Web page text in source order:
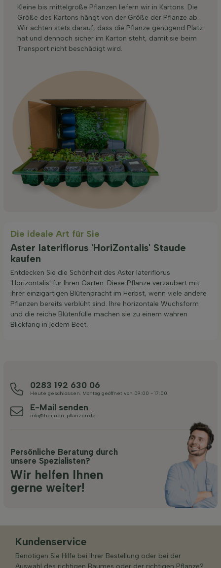
Kleine bis mittelgroße Pflanzen liefern wir in Kartons. Die
Größe des Kartons hängt von der Größe der Pflanze ab.
Wir achten stets darauf, dass die Pflanze genügend Platz
hat und dennoch sicher im Karton steht, damit sie beim
Transport nicht beschädigt wird.
Die ideale Art für Sie
Aster lateriflorus 'HoriZontalis' Staude
kaufen
Entdecken Sie die Schönheit des Aster lateriflorus
'Horizontalis' für Ihren Garten. Diese Pflanze verzaubert mit
ihrer einzigartigen Blütenpracht im Herbst, wenn viele andere
Pflanzen bereits verblüht sind. Ihre horizontale Wuchsform
und die reiche Blütenfülle machen sie zu einem wahren
Blickfang in jedem Beet.
0283 192 630 06
Heute geschlossen. Montag geöffnet von 09:00 - 17:00
E-Mail senden
info@heijnen-pflanzen.de
Persönliche Beratung durch
unsere Spezialisten?
Wir helfen Ihnen
gerne weiter!
Kundenservice
Benötigen Sie Hilfe bei Ihrer Bestellung oder bei der